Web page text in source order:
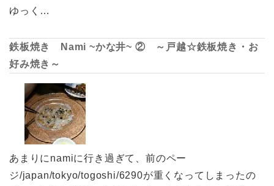
ゆっく…
鉄板焼き Nami ~かな井~ ② ～戸越☆鉄板焼き・お
好み焼き～
あまりにnamiに行き過ぎて、前のペー
ジ/japan/tokyo/togoshi/6290が重くなってしまったの